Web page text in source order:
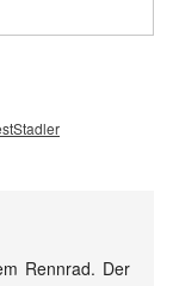
Stadler
Rennrad. Der